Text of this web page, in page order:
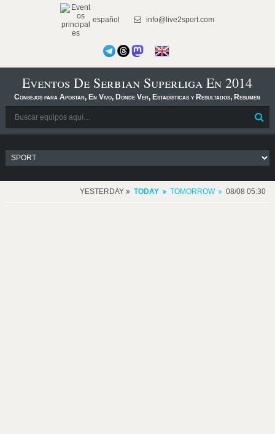
español info@live2sport.com
Eventos De Serbian Superliga En 2014
Consejos para Apostar, En Vivo, Dónde Ver, Estadísticas y Resultados, Resumen
YESTERDAY TODAY TOMORROW 08/08 05:30